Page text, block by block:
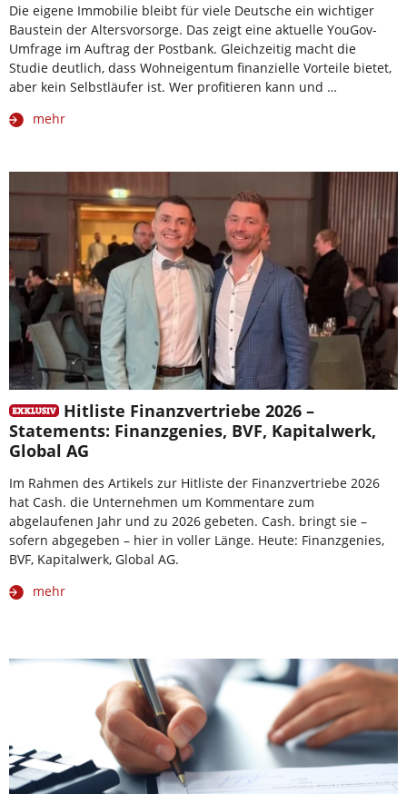
Die eigene Immobilie bleibt für viele Deutsche ein wichtiger
Baustein der Altersvorsorge. Das zeigt eine aktuelle YouGov-
Umfrage im Auftrag der Postbank. Gleichzeitig macht die
Studie deutlich, dass Wohneigentum finanzielle Vorteile bietet,
aber kein Selbstläufer ist. Wer profitieren kann und …
mehr
Hitliste Finanzvertriebe 2026 –
Statements: Finanzgenies, BVF, Kapitalwerk,
Global AG
Im Rahmen des Artikels zur Hitliste der Finanzvertriebe 2026
hat Cash. die Unternehmen um Kommentare zum
abgelaufenen Jahr und zu 2026 gebeten. Cash. bringt sie –
sofern abgegeben – hier in voller Länge. Heute: Finanzgenies,
BVF, Kapitalwerk, Global AG.
mehr